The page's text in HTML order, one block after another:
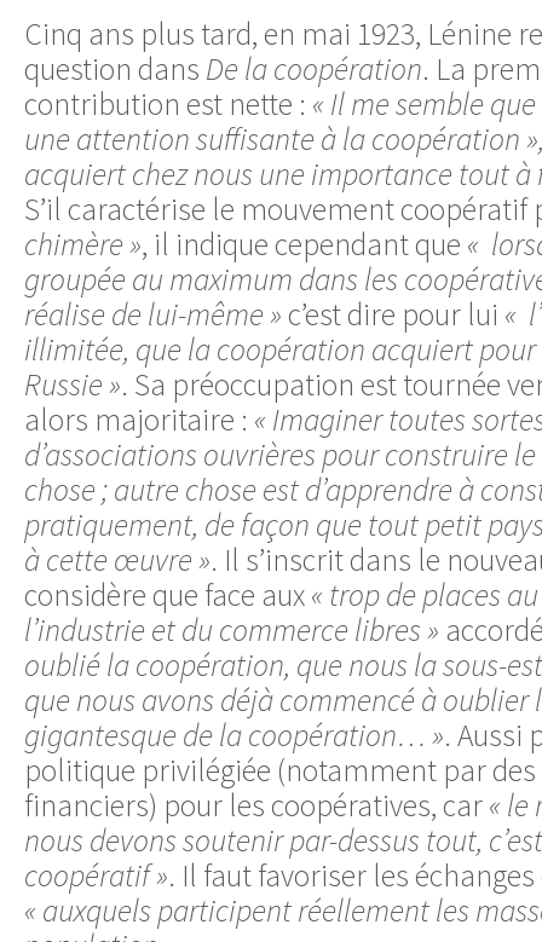
Cinq ans plus tard, en mai 1923, Lénine
question dans De la coopération. La
contribution est nette : « Il me semble
une attention suffisante à la coopération
acquiert chez nous une importance tout
S’il caractérise le mouvement
chimère », il indique cependant que «
groupée au maximum dans les
réalise de lui-même »c’est dire pour lui «
illimitée, que la coopération acquiert pour
Russie ». Sa préoccupation est tournée
alors majoritaire : « Imaginer toutes
d’associations ouvrières pour construire
chose ; autre chose est d’apprendre à
pratiquement, de façon que tout petit
à cette œuvre ». Il s’inscrit dans le
considère que face aux« trop de places
l’industrie et du commerce libres »
oublié la coopération, que nous la sous-
que nous avons déjà commencé à oublier
gigantesque de la coopération… ». Aussi
politique privilégiée (notamment par des
financiers) pour les coopératives, car« le
nous devons soutenir par-dessus tout,
coopératif ». Il faut favoriser les
« auxquels participent réellement les